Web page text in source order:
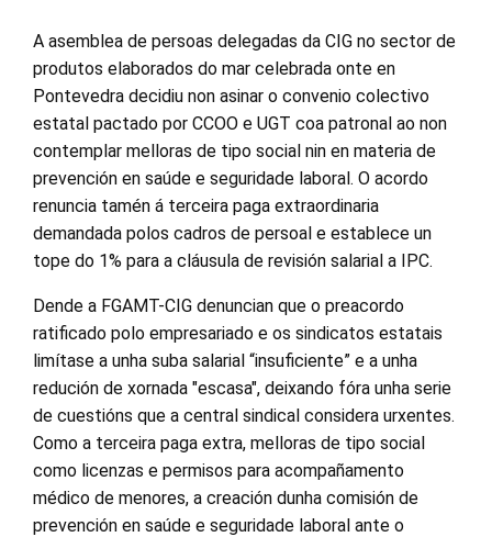
A asemblea de persoas delegadas da CIG no sector de
produtos elaborados do mar celebrada onte en
Pontevedra decidiu non asinar o convenio colectivo
estatal pactado por CCOO e UGT coa patronal ao non
contemplar melloras de tipo social nin en materia de
prevención en saúde e seguridade laboral. O acordo
renuncia tamén á terceira paga extraordinaria
demandada polos cadros de persoal e establece un
tope do 1% para a cláusula de revisión salarial a IPC.
Dende a FGAMT-CIG denuncian que o preacordo
ratificado polo empresariado e os sindicatos estatais
limítase a unha suba salarial “insuficiente” e a unha
redución de xornada "escasa", deixando fóra unha serie
de cuestións que a central sindical considera urxentes.
Como a terceira paga extra, melloras de tipo social
como licenzas e permisos para acompañamento
médico de menores, a creación dunha comisión de
prevención en saúde e seguridade laboral ante o